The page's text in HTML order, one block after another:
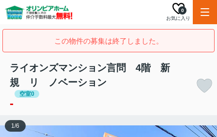
お気に入り
0
この物件の募集は終了しました。
ライオンズマンション言問 4階 新
規 リ ノベーション
空室0
-
1/6